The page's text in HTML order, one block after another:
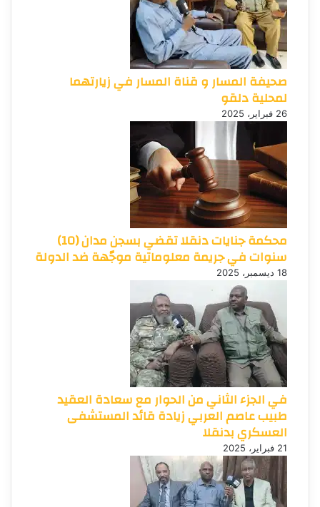
صحيفة المسار و قناة المسار في زيارتهما
لمحلية دلقو
26 فبراير، 2025
محكمة جنايات دنقلا تقضي بسجن مدان (10)
سنوات في جريمة معلوماتية موجّهة ضد الدولة
18 ديسمبر، 2025
في الجزء الثاني من الحوار مع سعادة العقيد
طبيب عاصم العربي زيادة قائد المستشفى
العسكري بدنقلا
21 فبراير، 2025